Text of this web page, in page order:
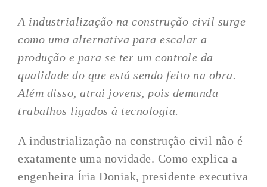
A industrialização na construção civil surge
como uma alternativa para escalar a
produção e para se ter um controle da
qualidade do que está sendo feito na obra.
Além disso, atrai jovens, pois demanda
trabalhos ligados à tecnologia.
A industrialização na construção civil não é
exatamente uma novidade. Como explica a
engenheira Íria Doniak, presidente executiva